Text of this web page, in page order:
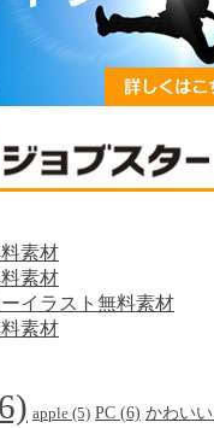
素材
素材
イラスト無料素材
素材
apple (5) PC (6) かわいい